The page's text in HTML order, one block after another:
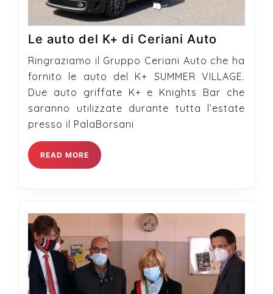
Le auto del K+ di Ceriani Auto
auto
del
K+
di
Ceriani
Ringraziamo il Gruppo Ceriani Auto che ha
fornito le auto del K+ SUMMER VILLAGE.
Due auto griffate K+ e Knights Bar che
saranno utilizzate durante tutta l’estate
presso il PalaBorsani
READ MORE READ
MORE